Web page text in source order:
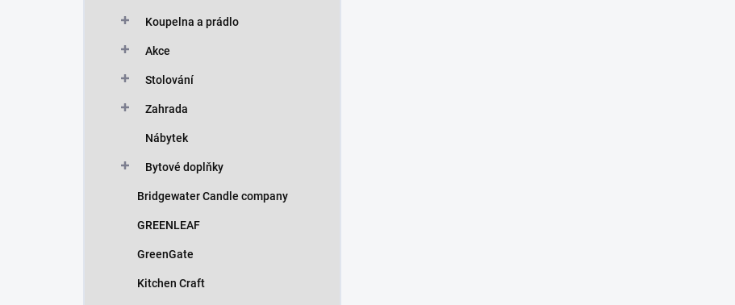
Koupelna a prádlo
Akce
Stolování
Zahrada
Nábytek
Bytové doplňky
Bridgewater Candle company
GREENLEAF
GreenGate
Kitchen Craft